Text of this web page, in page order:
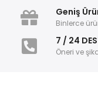
Geniş
Binlerce
7 / 24
Öneri ve